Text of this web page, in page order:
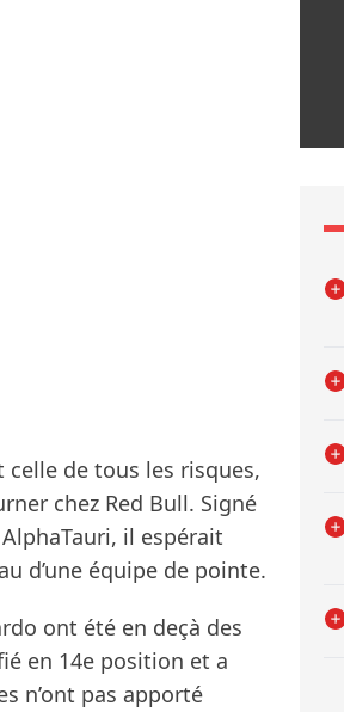
celle de tous les risques,
chez Red Bull. Signé
il espérait
d’une équipe de pointe.
ont été en deçà des
en 14e position et a
n’ont pas apporté